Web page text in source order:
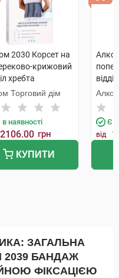
2030 Корсет на
крижовий
хребта
розмір 3 1
Торговий дім
наявності
2106.00 грн
КУПИТИ
шт
Є в
від
ЗАГАЛЬНА
БАНДАЖ
ФІКСАЦІЄЮ